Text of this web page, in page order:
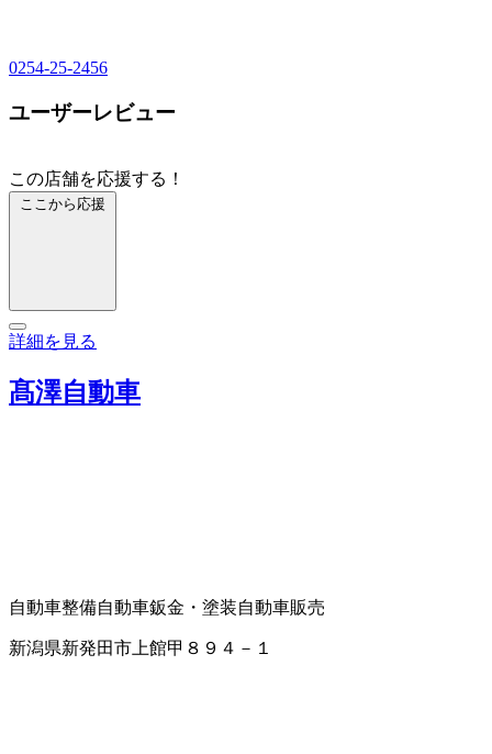
0254-25-2456
ユーザーレビュー
この店舗を応援する！
ここから応援
詳細を見る
髙澤自動車
自動車整備自動車鈑金・塗装自動車販売
新潟県新発田市上館甲８９４－１